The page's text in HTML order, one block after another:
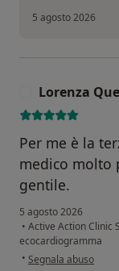
5 agosto 2026
Lorenza
Per me è la
medico molto
gentile.
5 agosto 2026
• Active Action Clinic
ecocardiogramma
• secondo l'opinione
Segnala abuso